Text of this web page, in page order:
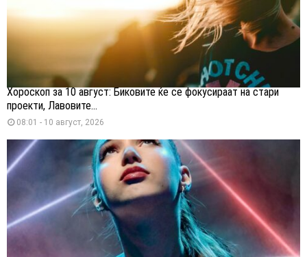
Хороскоп за 10 август: Биковите ќе се фокусираат на стари
проекти, Лавовите...
08:01 - 10 август, 2026